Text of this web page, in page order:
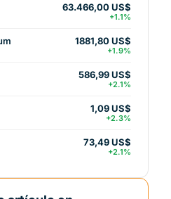
63.466,00 US$
+1.1%
1881,80 US$
+1.9%
586,99 US$
+2.1%
1,09 US$
+2.3%
73,49 US$
+2.1%